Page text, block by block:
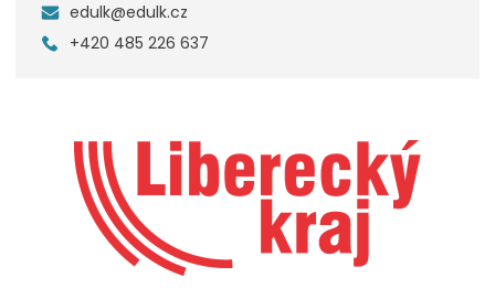
edulk@edulk.cz
+420 485 226 637